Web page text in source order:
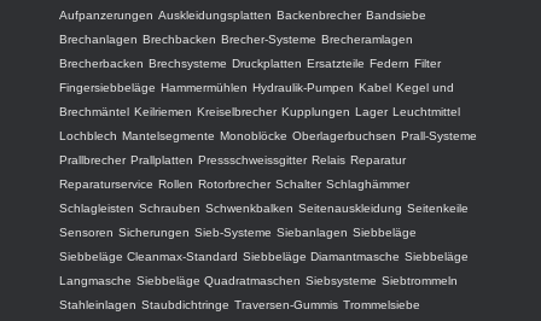
Aufpanzerungen Auskleidungsplatten Backenbrecher Bandsiebe
Brechanlagen Brechbacken Brecher-Systeme Brecheramlagen
Brecherbacken Brechsysteme Druckplatten Ersatzteile Federn Filter
Fingersiebbeläge Hammermühlen Hydraulik-Pumpen Kabel Kegel und
Brechmäntel Keilriemen Kreiselbrecher Kupplungen Lager Leuchtmittel
Lochblech Mantelsegmente Monoblöcke Oberlagerbuchsen Prall-Systeme
Prallbrecher Prallplatten Pressschweissgitter Relais Reparatur
Reparaturservice Rollen Rotorbrecher Schalter Schlaghämmer
Schlagleisten Schrauben Schwenkbalken Seitenauskleidung Seitenkeile
Sensoren Sicherungen Sieb-Systeme Siebanlagen Siebbeläge
Siebbeläge Cleanmax-Standard Siebbeläge Diamantmasche Siebbeläge
Langmasche Siebbeläge Quadratmaschen Siebsysteme Siebtrommeln
Stahleinlagen Staubdichtringe Traversen-Gummis Trommelsiebe